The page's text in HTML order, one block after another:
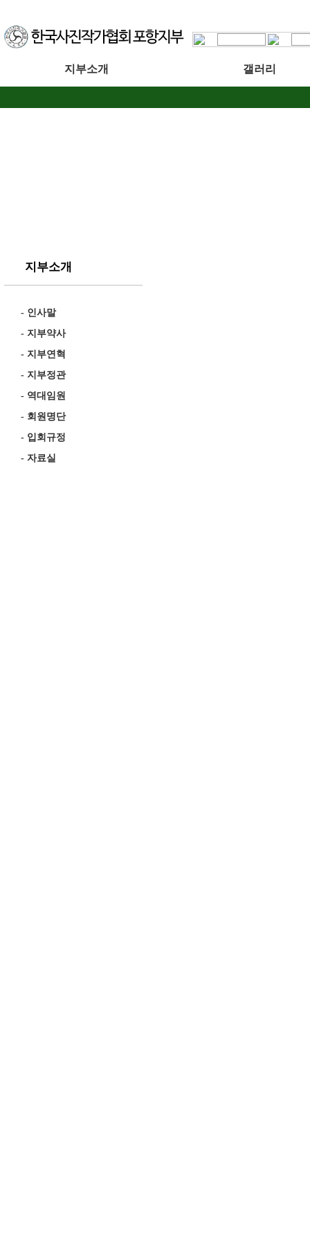
지부소개 갤러리
지부소개
- 인사말
- 지부약사
- 지부연혁
- 지부정관
- 역대임원
- 회원명단
- 입회규정
- 자료실